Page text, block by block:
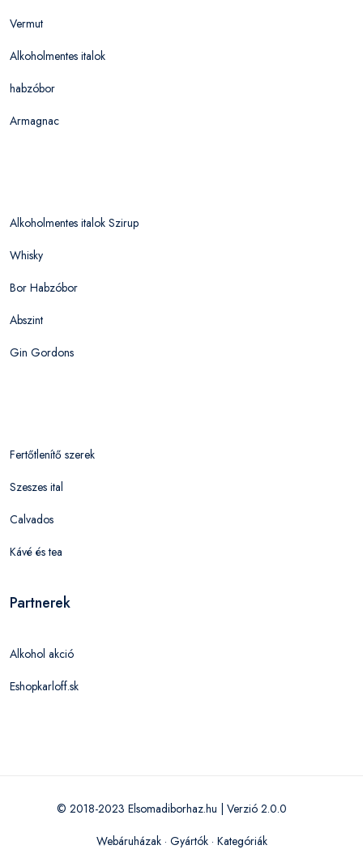
Vermut
Alkoholmentes italok
habzóbor
Armagnac
Alkoholmentes italok Szirup
Whisky
Bor Habzóbor
Abszint
Gin Gordons
Fertőtlenítő szerek
Szeszes ital
Calvados
Kávé és tea
Partnerek
Alkohol akció
Eshopkarloff.sk
© 2018-2023 Elsomadiborhaz.hu | Verzió 2.0.0
Webáruházak· Gyártók· Kategóriák